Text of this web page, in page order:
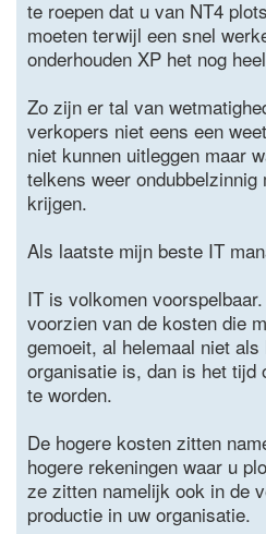
te roepen dat u van NT4
moeten terwijl een snel
onderhouden XP het nog
Zo zijn er tal van
verkopers niet eens een
niet kunnen uitleggen maar
telkens weer
krijgen.
Als laatste mijn beste IT
IT is volkomen
voorzien van de kosten die
gemoeit, al helemaal niet
organisatie is, dan is het
te worden.
De hogere kosten zitten
hogere rekeningen waar u
ze zitten namelijk ook in de
productie in uw organisatie.